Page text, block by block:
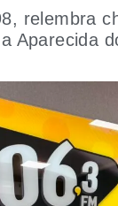
relembra
Aparecida